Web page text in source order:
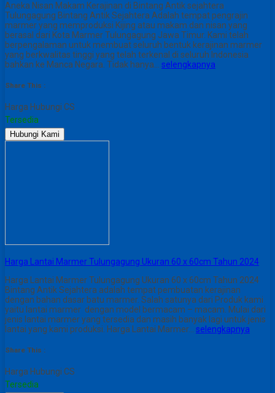
Aneka Nisan Makam Kerajinan di Bintang Antik sejahtera
Tulungagung Bintang Antik Sejahtera Adalah tempat pengrajin
marmer yang memproduksi Kijing atau makam dan nisan yang
berasal dari Kota Marmer Tulungagung Jawa Timur. Kami telah
berpengalaman untuk membuat seluruh bentuk kerajinan marmer
yang berkwalitas tinggi yang telah terkenal di seluruh Indonesia
bahkan ke Manca Negara. Tidak hanya… selengkapnya
Share This :
Harga Hubungi CS
Tersedia
Hubungi Kami
Harga Lantai Marmer Tulungagung Ukuran 60 x 60cm Tahun 2024
Harga Lantai Marmer Tulungagung Ukuran 60 x 60cm Tahun 2024
Bintang Antik Sejahtera adalah tempat pembuatan kerajinan
dengan bahan dasar batu marmer. Salah satunya dari Produk kami
yaitu lantai marmer dengan model bermacam – macam. Mulai dari
jenis lantai marmer yang tersedia dan masih banyak lagi untuk jenis
lantai yang kami produksi. Harga Lantai Marmer… selengkapnya
Share This :
Harga Hubungi CS
Tersedia